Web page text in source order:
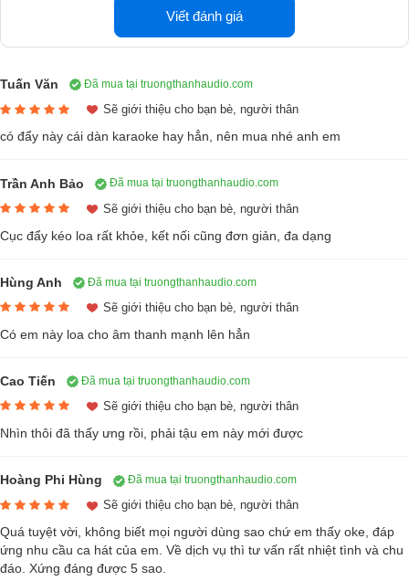
tế và vô cùng hiện đại. Với thiết kế nhỏ gọn, tinh xảo đến từng chi tiết
với lớp vỏ bọc kim loại cao cấp cùng gam màu xanh coban nổi bật với
đặc biệt cho thiết bị này vừa tạo nên sự tiện lợi cho người dùng.
Hệ thống jack cắm ở phía sau thiết bị được chú thích rõ ràng giúp
nhu cầu sử dụng.
Một ưu điểm lớn củacục đẩy công suấtnày là kích thước nhỏ gọn và
trọng lượng vừa phải giúp chúng ta có thể dễ dàng di chuyển và lắp
đặt ở bát kỳ không gian giải trí nào để có thể đạt được chất lượng âm
thanh phát ra tối đa và cũng rất dễ vệ sinh cho sản phẩm.
Viết đánh giá
Tuấn Văn Đã mua tại truongthanhaudio.com
Sẽ giới thiệu cho bạn bè, người thân
có đẩy này cái dàn karaoke hay hẳn, nên mua nhé anh em
Trần Anh Bảo Đã mua tại truongthanhaudio.com
Sẽ giới thiệu cho bạn bè, người thân
Cục đẩy kéo loa rất khỏe, kết nối cũng đơn giản, đa dạng
Hùng Anh Đã mua tại truongthanhaudio.com
Sẽ giới thiệu cho bạn bè, người thân
Có em này loa cho âm thanh mạnh lên hẳn
Cao Tiến Đã mua tại truongthanhaudio.com
Sẽ giới thiệu cho bạn bè, người thân
Nhìn thôi đã thấy ưng rồi, phải tậu em này mới được
Hoàng Phi Hùng Đã mua tại truongthanhaudio.com
Sẽ giới thiệu cho bạn bè, người thân
Quá tuyệt vời, không biết mọi người dùng sao chứ em thấy oke, đáp
ứng nhu cầu ca hát của em. Về dịch vụ thì tư vấn rất nhiệt tình và chu
đáo. Xứng đáng được 5 sao.